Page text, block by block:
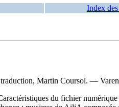
Index
Martin Coursol. —
du fichier